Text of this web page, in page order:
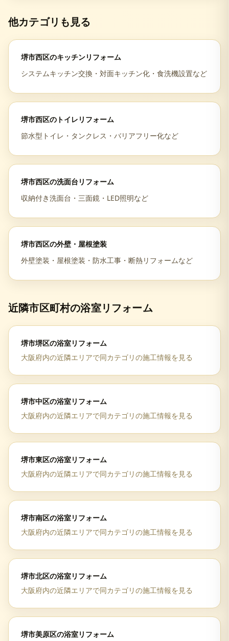
他カテゴリも見る
堺市西区のキッチンリフォーム
システムキッチン交換・対面キッチン化・食洗機設置など
堺市西区の トイレリフォーム
節水型トイレ・タンクレス・バリアフリー化など
堺市西区の洗面台リフォーム
収納付き洗面台・三面鏡・LED照明など
堺市西区の外壁・屋根塗装
外壁塗装・屋根塗装・防水工事・断熱リフォームなど
近隣市区町村の浴室リフォーム
堺市堺区の浴室リフォーム
大阪府内の近隣エリアで同カテゴリの施工情報を見る
堺市中区の浴室リフォーム
大阪府内の近隣エリアで同カテゴリの施工情報を見る
堺市東区の浴室リフォーム
大阪府内の近隣エリアで同カテゴリの施工情報を見る
堺市南区の浴室リフォーム
大阪府内の近隣エリアで同カテゴリの施工情報を見る
堺市北区の浴室リフォーム
大阪府内の近隣エリアで同カテゴリの施工情報を見る
堺市美原区の浴室リフォーム